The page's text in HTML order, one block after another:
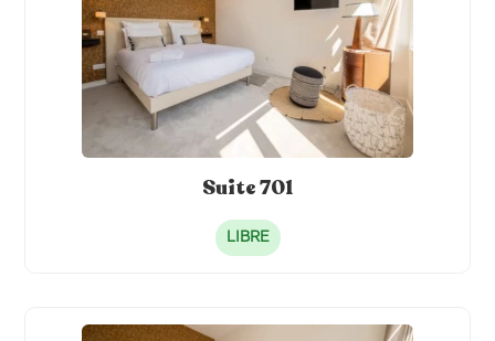
Four Congélateur
Machine à café Hotte
Meubles Lave-linge Jardin
Suite 701
LIBRE